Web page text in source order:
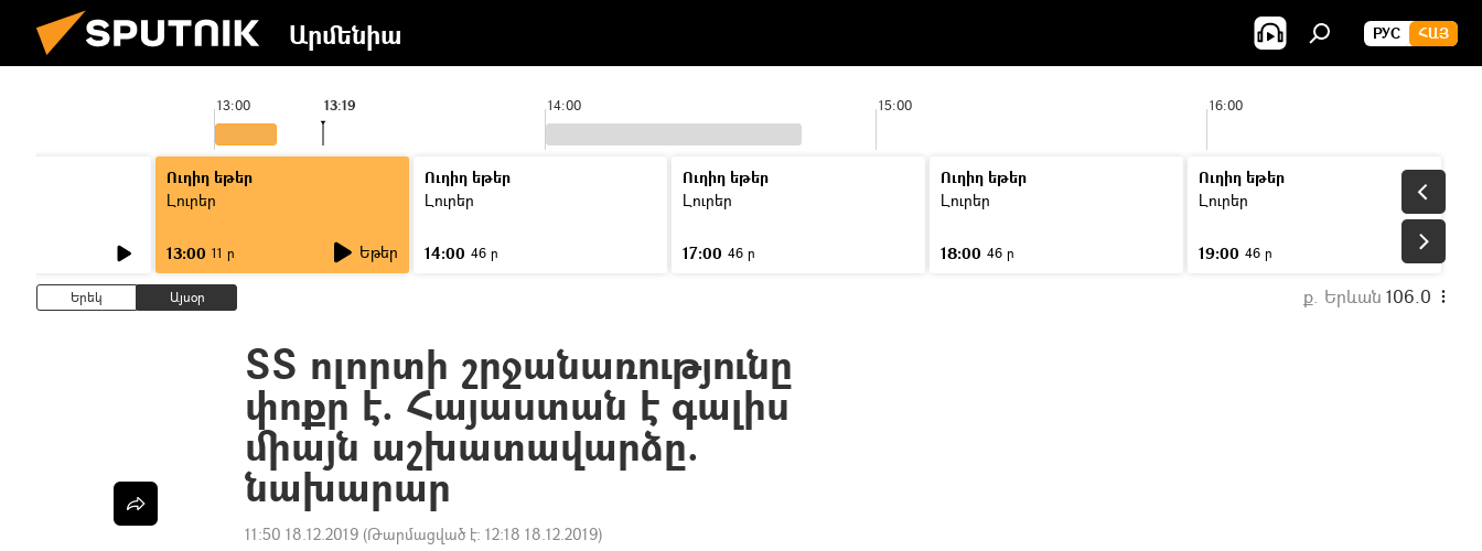
Արմենիա РУС ՀԱՅ
13:00 14:00 15:00 16:00
13:19
Ուղիղ եթեր
Լուրեր
13:00 11 ր Եթեր
Ուղիղ եթեր
Լուրեր
14:00 46 ր
Ուղիղ եթեր
Լուրեր
17:00 46 ր
Ուղիղ եթեր
Լուրեր
18:00 46 ր
Ուղիղ եթեր
Լուրեր
19:00 46 ր
Երեկ Այսօր ք. Երևան 106.0
ՏՏ ոլորտի շրջանառությունը
փոքր է. Հայաստան է գալիս
միայն աշխատավարձը.
նախարար
11:50 18.12.2019 (Թարմացված է: 12:18 18.12.2019)